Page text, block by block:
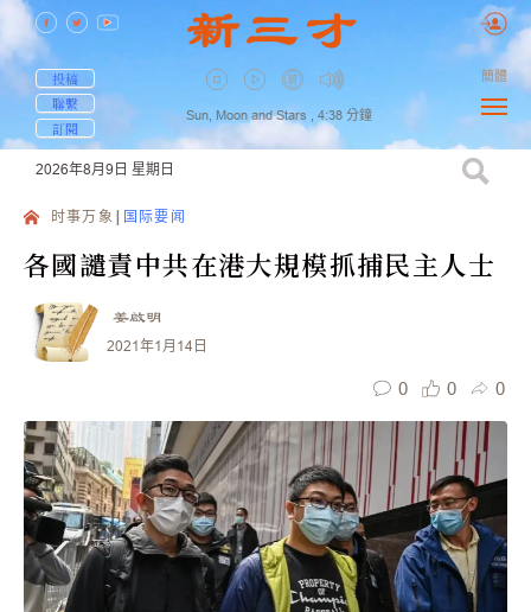
投稿
聯繫
訂閱
Sun, Moon and Stars , 4:38 分鐘
簡體
2026年8月9日 星期日
时事万象 国际要闻
各國譴責中共在港大規模抓捕民主人士
姜啟明
2021年1月14日
0 0 0